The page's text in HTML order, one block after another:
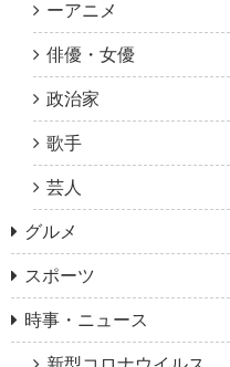
ーアニメ
俳優・女優
政治家
歌手
芸人
グルメ
スポーツ
時事・ニュース